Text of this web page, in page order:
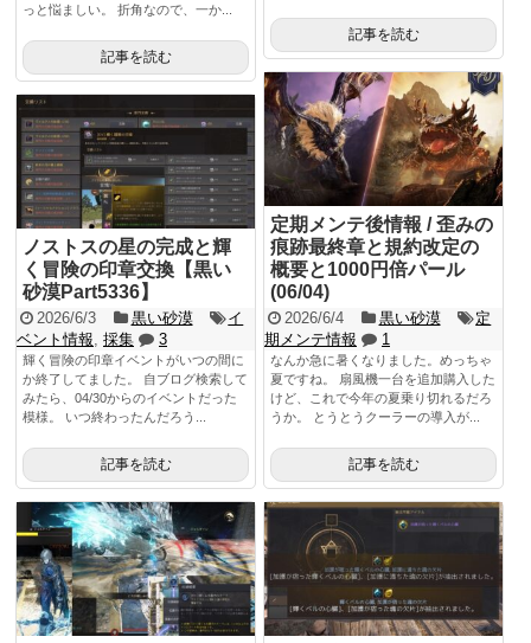
記事を読む
っと悩ましい。 折角なので、一か...
記事を読む
定期メンテ後情報 / 歪みの
痕跡最終章と規約改定の
概要と1000円倍パール
(06/04)
2026/6/4 黒い砂漠
定
期メンテ情報
1
なんか急に暑くなりました。めっちゃ
夏ですね。 扇風機一台を追加購入した
けど、これで今年の夏乗り切れるだろ
うか。 とうとうクーラーの導入が...
記事を読む
ノストスの星の完成と輝
く冒険の印章交換【黒い
砂漠Part5336】
2026/6/3 黒い砂漠
イ
ベント情報, 採集 3
輝く冒険の印章イベントがいつの間に
か終了してました。 自ブログ検索して
みたら、04/30からのイベントだった
模様。 いつ終わったんだろう...
記事を読む